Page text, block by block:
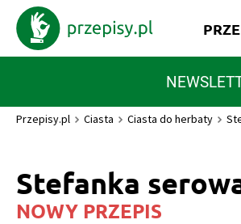
Przepisy.pl Ciasta Ciasta do herbaty
Stefanka
NOWY PRZEPIS